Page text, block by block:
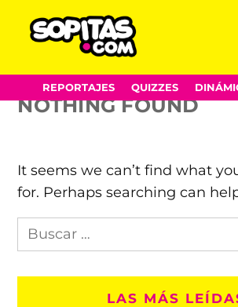
content
REPORTAJES QUIZZES
Francia F
NOTHING FOUND
It seems we can’t find what
for. Perhaps searching can
Busca
en
LAS MÁS